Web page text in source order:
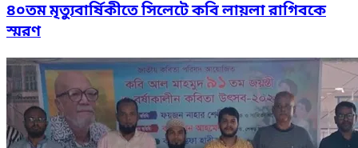
৪০তম মৃত্যুবার্ষিকীতে সিলেটে কবি লায়লা রাগিবকে
স্মরণ